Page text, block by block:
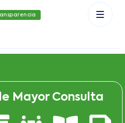
Mayor Consulta